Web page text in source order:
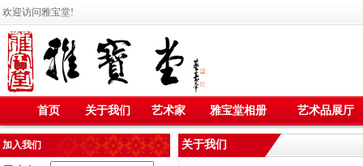
欢迎访问雅宝堂!
首页 关于我们 艺术家 雅宝堂相册 艺术品展厅
加入我们 关于我们